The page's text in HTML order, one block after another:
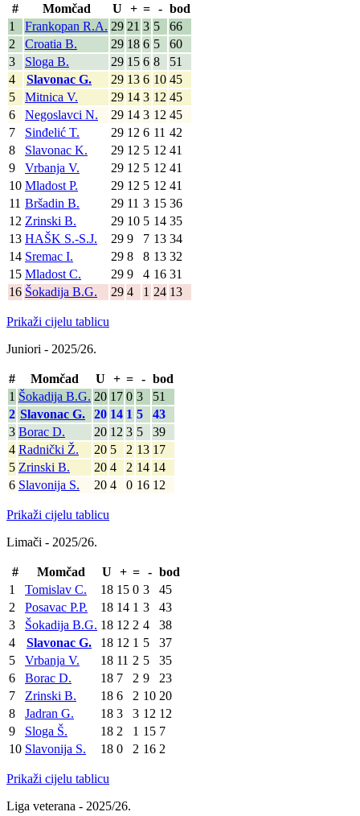
# Momčad U + = - bod
1
Frankopan R.A. 29 21 3 5
66
2
Croatia B. 29 18 6 5
60
3
Sloga B. 29 15 6 8
51
4
Slavonac G. 29 13 6 10 45
5
Mitnica V. 29 14 3 12 45
6
Negoslavci N. 29 14 3 12 45
7
Sinđelić T. 29 12 6 11 42
8
Slavonac K. 29 12 5 12 41
9
Vrbanja V. 29 12 5 12 41
10 Mladost P. 29 12 5 12 41
11 Bršadin B. 29 11 3 15 36
12 Zrinski B. 29 10 5 14 35
13 HAŠK S.-S.J. 29 9 7 13 34
14 Sremac I. 29 8 8 13 32
15 Mladost C. 29 9 4 16 31
16 Šokadija B.G. 29 4 1 24 13
Prikaži cijelu tablicu
Juniori - 2025/26.
# Momčad U + = - bod
1 Šokadija B.G. 20 17 0 3
51
2 Slavonac G. 20 14 1 5
43
3 Borac D. 20 12 3 5
39
4 Radnički Ž. 20 5 2 13 17
5 Zrinski B. 20 4 2 14 14
6 Slavonija S. 20 4 0 16 12
Prikaži cijelu tablicu
Limači - 2025/26.
# Momčad U + = - bod
1
Tomislav C. 18 15 0 3
45
2
Posavac P.P. 18 14 1 3
43
3
Šokadija B.G. 18 12 2 4
38
4
Slavonac G. 18 12 1 5
37
5
Vrbanja V. 18 11 2 5
35
6
Borac D. 18 7 2 9
23
7
Zrinski B. 18 6 2 10 20
8
Jadran G. 18 3 3 12 12
9
Sloga Š. 18 2 1 15 7
10 Slavonija S. 18 0 2 16 2
Prikaži cijelu tablicu
Liga veterana - 2025/26.